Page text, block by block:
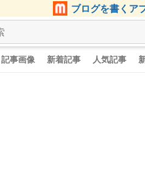
ブログを書くア
記事画像 新着記事 人気記事